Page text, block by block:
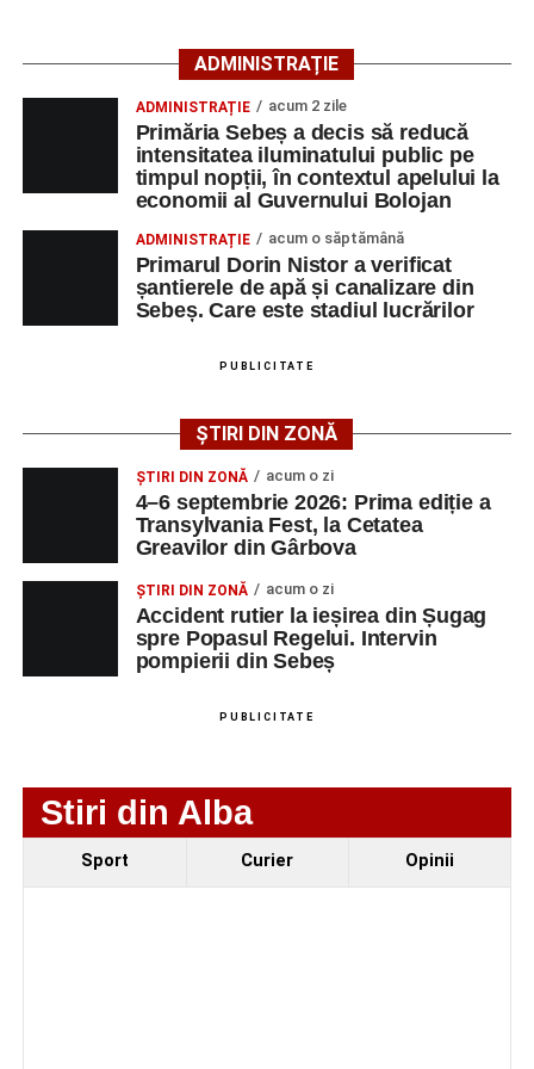
„Victima, o persoană de sex feminin de
66 ani, va fi transportată la UPU Alba Iulia”
transmis ISU Alba.
Adaugă-ne ca sursă preferată
Urmărește-ne pe Google News
spital după ce a fost lovită de o motocicletă pe
strada Dorobanți din Sebeș
Accident pe strada Dorobanți din Sebeș: fermeie
de 66 de ani rănită grav, după ce a fost lovită de o
motocicletă
4–6 septembrie 2026: Prima ediție a Transylvania
Fest, la Cetatea Greavilor din Gârbova
WhatsApp
ADMINISTRAȚIE
ADMINISTRAȚIE acum 2 zile
Primăria Sebeș a decis să reducă
intensitatea iluminatului public pe
timpul nopții, în contextul apelului la
economii al Guvernului Bolojan
ADMINISTRAȚIE acum o săptămână
Primarul Dorin Nistor a verificat
șantierele de apă și canalizare din
Sebeș. Care este stadiul lucrărilor
PUBLICITATE
ȘTIRI DIN ZONĂ
ȘTIRI DIN ZONĂ acum o zi
4–6 septembrie 2026: Prima ediție a
Transylvania Fest, la Cetatea
Greavilor din Gârbova
ȘTIRI DIN ZONĂ acum o zi
Accident rutier la ieșirea din Șugag
spre Popasul Regelui. Intervin
pompierii din Sebeș
PUBLICITATE
Stiri din Alba
Sport Curier Opinii